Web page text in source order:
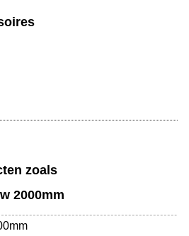
zoals
2000mm